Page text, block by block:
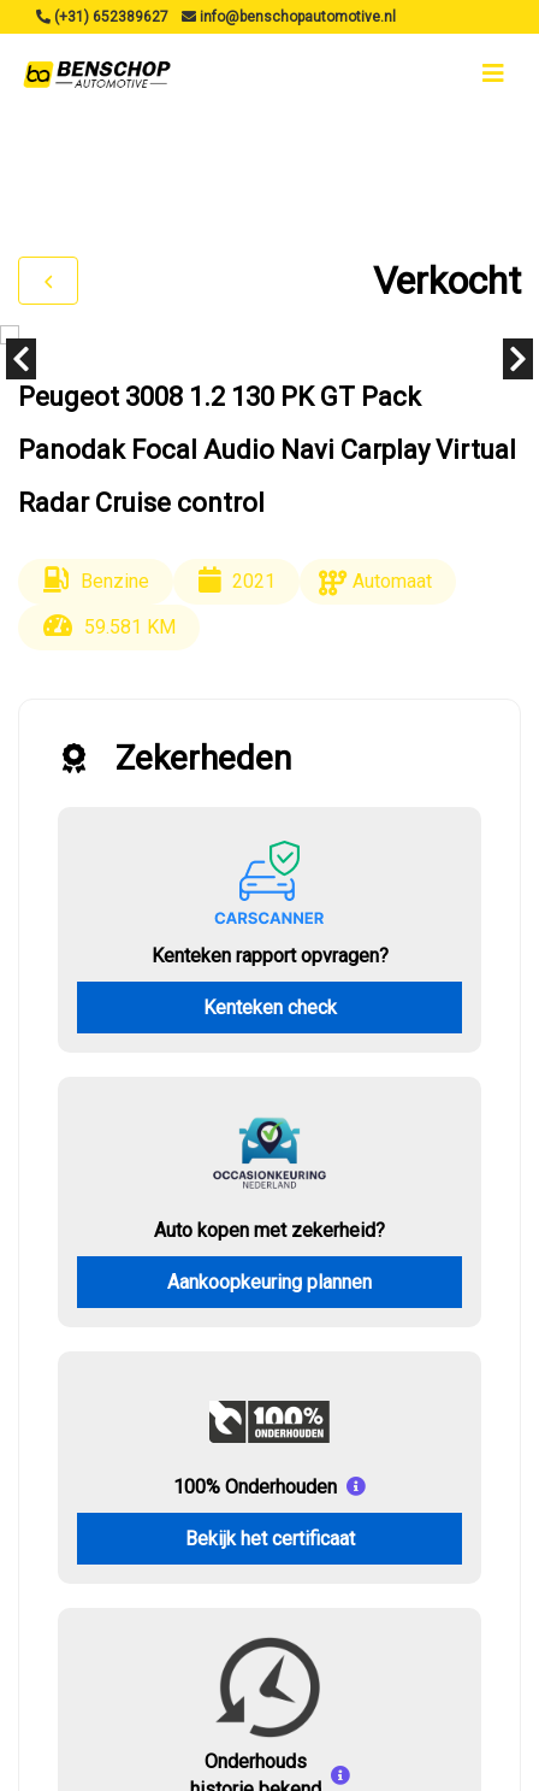
(+31) 652389627 info@benschopautomotive.nl
Verkocht
Peugeot 3008 1.2 130 PK GT Pack
Panodak Focal Audio Navi Carplay Virtual
Radar Cruise control
Benzine 2021
Automaat
59.581 KM
Zekerheden
Kenteken rapport opvragen?
Kenteken check
Auto kopen met zekerheid?
Aankoopkeuring plannen
100% Onderhouden
Bekijk het certificaat
Onderhouds